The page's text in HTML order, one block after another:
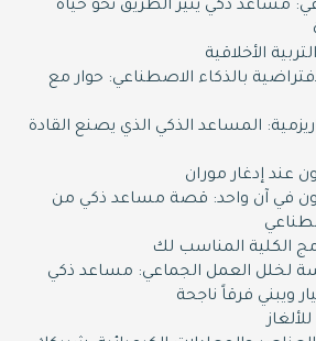
مساعد ذكي ينير الطريق نحو حياة
الأخلاقية
بالذكاء الاصطناعي: حوار مع
المساعد الذكي الذي يصنع القادة
عند إدغار موران
في آن واحد: قصة مساعد ذكي من
الكلية المناسب لك
لخلل العمل الجماعي: مساعد ذكي
ويبني فرقاً ناجحة